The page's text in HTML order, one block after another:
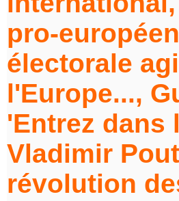
pro-
électorale
l'Europe...,
'Entrez dans
Vladimir
révolution